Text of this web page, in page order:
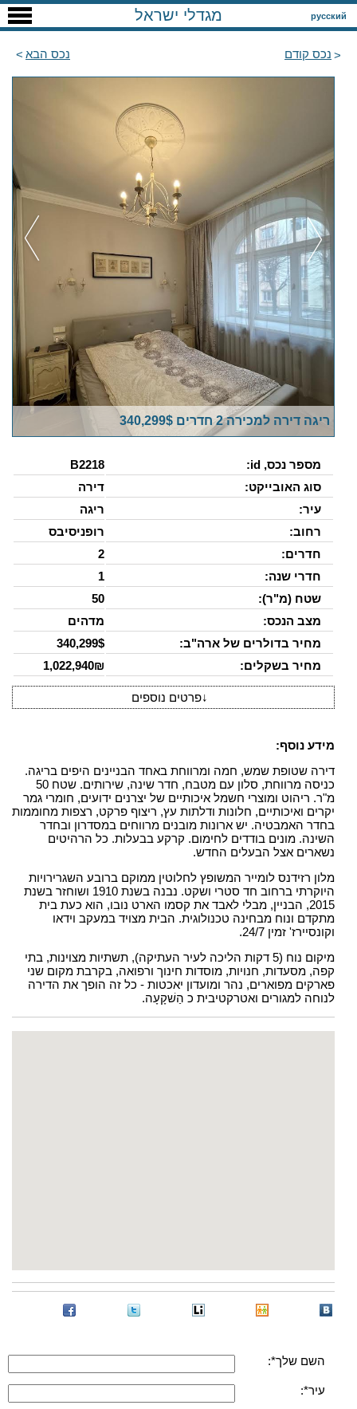
русский מגדלי ישראל
נכס קודם נכס הבא
ריגה דירה למכירה 2 חדרים 340,299$
מספר נכס, id:
B2218
סוג האובייקט:
דירה
עיר:
ריגה
רחוב:
רופניסיבס
חדרים:
2
חדרי שנה:
1
שטח (מ"ר):
50
מצב הנכס:
מדהים
מחיר בדולרים של ארה"ב:
340,299$
מחיר בשקלים:
1,022,940₪
↓פרטים נוספים
מידע נוסף:
דירה שטופת שמש, חמה ומרווחת באחד הבניינים היפים בריגה.
כניסה מרווחת, סלון עם מטבח, חדר שינה, שירותים. שטח 50
מ"ר. ריהוט ומוצרי חשמל איכותיים של יצרנים ידועים, חומרי גמר
יקרים ואיכותיים, חלונות ודלתות עץ, ריצוף פרקט, רצפות מחוממות
בחדר האמבטיה. יש ארונות מובנים מרווחים במסדרון ובחדר
השינה. מונים בודדים לחימום. קרקע בבעלות. כל הרהיטים
נשארים אצל הבעלים החדש.
מלון רזידנס לומייר המשופץ לחלוטין ממוקם ברובע השגרירויות
היוקרתי ברחוב חד סטרי ושקט. נבנה בשנת 1910 ושוחזר בשנת
2015, הבניין, מבלי לאבד את קסמו הארט נובו, הוא כעת בית
מתקדם ונוח מבחינה טכנולוגית. הבית מצויד במעקב וידאו
וקונסיירז' זמין 24/7.
מיקום נוח (5 דקות הליכה לעיר העתיקה), תשתיות מצוינות, בתי
קפה, מסעדות, חנויות, מוסדות חינוך ורפואה, בקרבת מקום שני
פארקים מפוארים, נהר ומועדון יאכטות - כל זה הופך את הדירה
לנוחה למגורים ואטרקטיבית כ הַשׁקָעָה.
השם שלך*:
עיר*: